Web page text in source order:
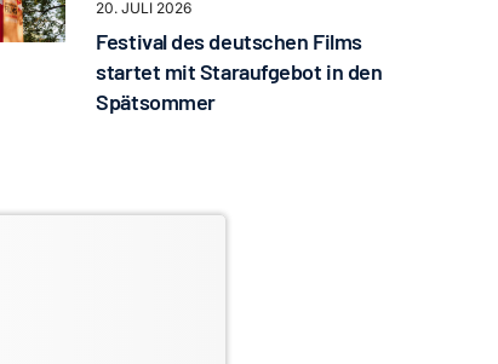
20. JULI 2026
Festival des deutschen Films
startet mit Staraufgebot in den
Spätsommer